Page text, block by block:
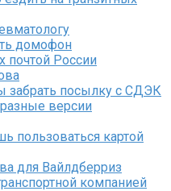
домофон
почтой России
забрать посылку с СДЭК
версии
пользоваться картой
для Вайлдберриз
компанией